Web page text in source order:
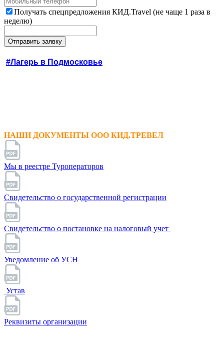
Получать спецпредложения КИД.Travel (не чаще 1 раза в
неделю)
#Лагерь в Подмосковье
НАШИ ДОКУМЕНТЫ ООО КИД.ТРЕВЕЛ
Мы в реестре Туроператоров
Свидетельство о государственной регистрации
Свидетельство о постановке на налоговый учет
Уведомление об УСН
Устав
Реквизиты организации